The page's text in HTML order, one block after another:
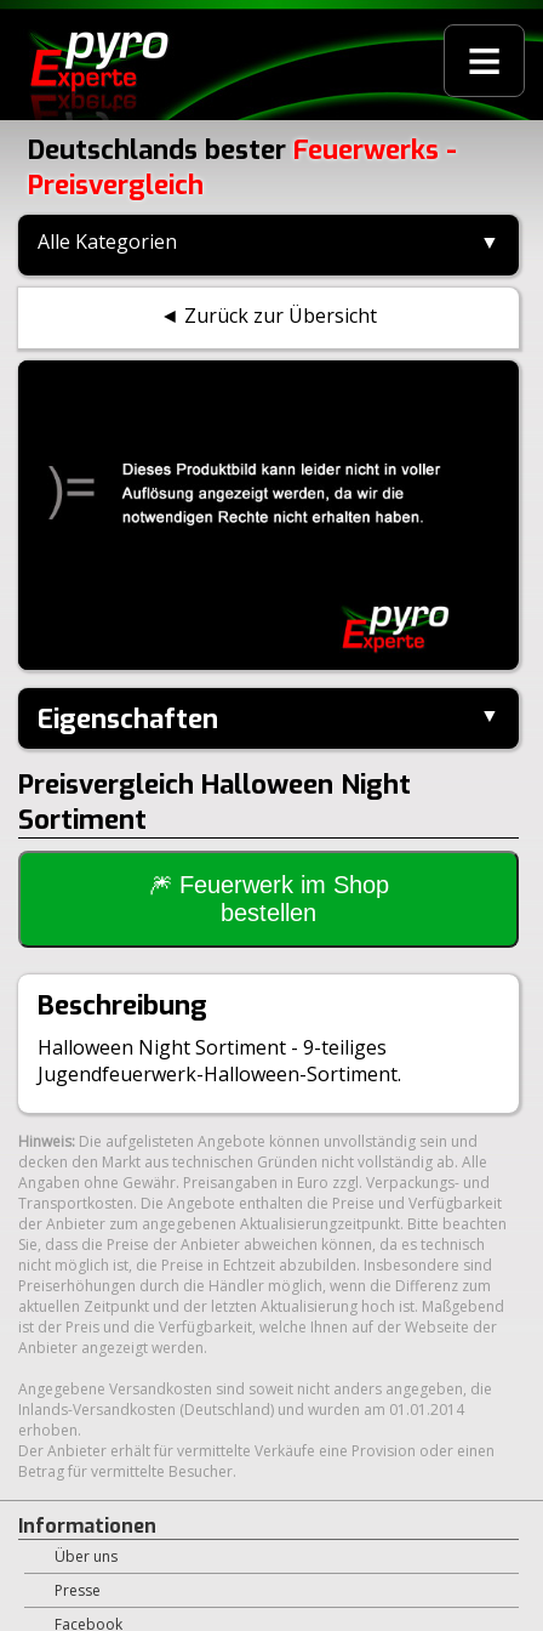
≡
Deutschlands bester Feuerwerks -
Preisvergleich
Alle Kategorien ▼
◄ Zurück zur Übersicht
Eigenschaften ▼
Hersteller:
Keller
Inhalt je VE:
Größe:
Gewicht Brutto:
290g
1.4S
Preisvergleich Halloween Night
Sortiment
🎆 Feuerwerk im Shop
bestellen
Beschreibung
Halloween Night Sortiment - 9-teiliges
Jugendfeuerwerk-Halloween-Sortiment.
Hinweis: Die aufgelisteten Angebote können unvollständig sein und
decken den Markt aus technischen Gründen nicht vollständig ab. Alle
Angaben ohne Gewähr. Preisangaben in Euro zzgl. Verpackungs- und
Transportkosten. Die Angebote enthalten die Preise und Verfügbarkeit
der Anbieter zum angegebenen Aktualisierungzeitpunkt. Bitte beachten
Sie, dass die Preise der Anbieter abweichen können, da es technisch
nicht möglich ist, die Preise in Echtzeit abzubilden. Insbesondere sind
Preiserhöhungen durch die Händler möglich, wenn die Differenz zum
aktuellen Zeitpunkt und der letzten Aktualisierung hoch ist. Maßgebend
ist der Preis und die Verfügbarkeit, welche Ihnen auf der Webseite der
Anbieter angezeigt werden.
Angegebene Versandkosten sind soweit nicht anders angegeben, die
Inlands-Versandkosten (Deutschland) und wurden am 01.01.2014
erhoben.
Der Anbieter erhält für vermittelte Verkäufe eine Provision oder einen
Betrag für vermittelte Besucher.
Informationen
Über uns
Presse
Facebook